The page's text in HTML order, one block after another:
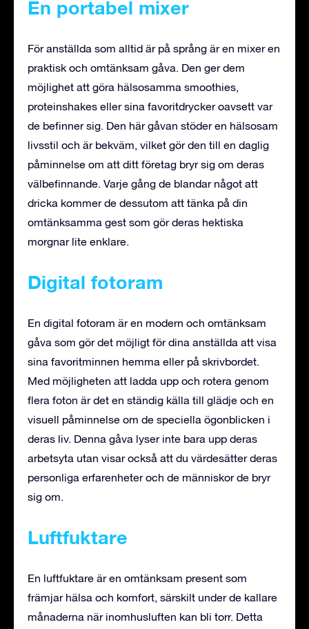
En portabel mixer
För anställda som alltid är på språng är en mixer en
praktisk och omtänksam gåva. Den ger dem
möjlighet att göra hälsosamma smoothies,
proteinshakes eller sina favoritdrycker oavsett var
de befinner sig. Den här gåvan stöder en hälsosam
livsstil och är bekväm, vilket gör den till en daglig
påminnelse om att ditt företag bryr sig om deras
välbefinnande. Varje gång de blandar något att
dricka kommer de dessutom att tänka på din
omtänksamma gest som gör deras hektiska
morgnar lite enklare.
Digital fotoram
En digital fotoram är en modern och omtänksam
gåva som gör det möjligt för dina anställda att visa
sina favoritminnen hemma eller på skrivbordet.
Med möjligheten att ladda upp och rotera genom
flera foton är det en ständig källa till glädje och en
visuell påminnelse om de speciella ögonblicken i
deras liv. Denna gåva lyser inte bara upp deras
arbetsyta utan visar också att du värdesätter deras
personliga erfarenheter och de människor de bryr
sig om.
Luftfuktare
En luftfuktare är en omtänksam present som
främjar hälsa och komfort, särskilt under de kallare
månaderna när inomhusluften kan bli torr. Detta